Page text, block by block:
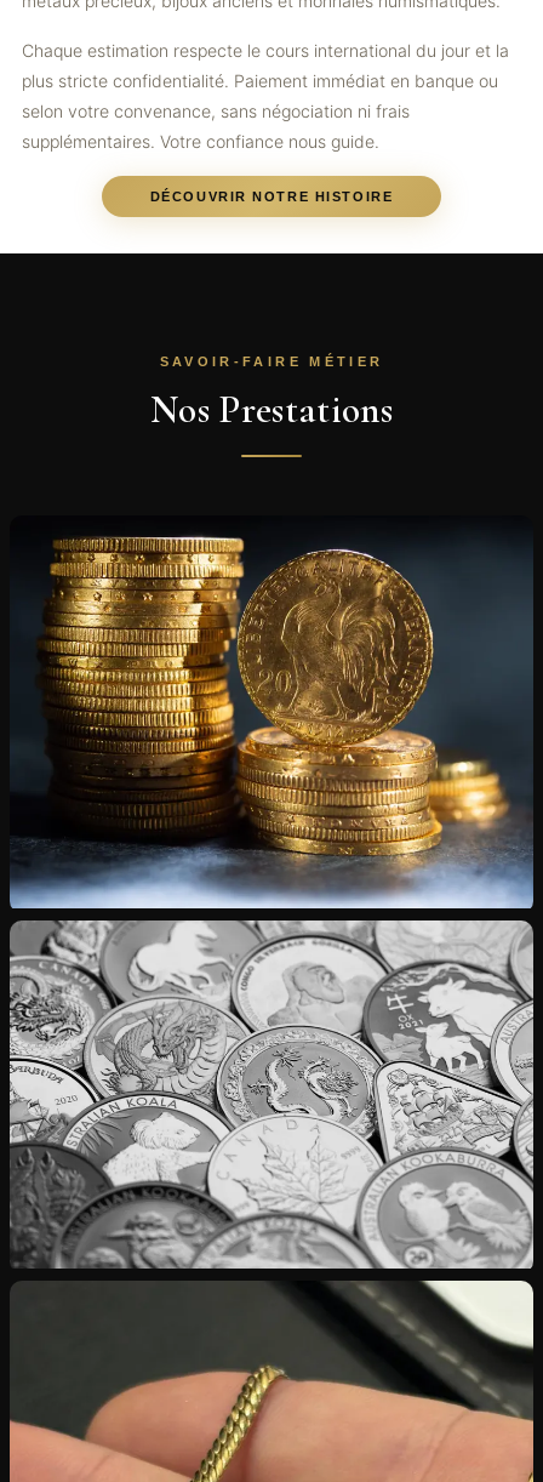
Chaque estimation respecte le cours international du jour et la
plus stricte confidentialité. Paiement immédiat en banque ou
selon votre convenance, sans négociation ni frais
supplémentaires. Votre confiance nous guide.
DÉCOUVRIR NOTRE HISTOIRE
SAVOIR-FAIRE MÉTIER
Nos Prestations
Rachat d’Or
Bijoux, pièces, lingots — cours international appliqué
Investissement, couverts, pièces rares en 925‰